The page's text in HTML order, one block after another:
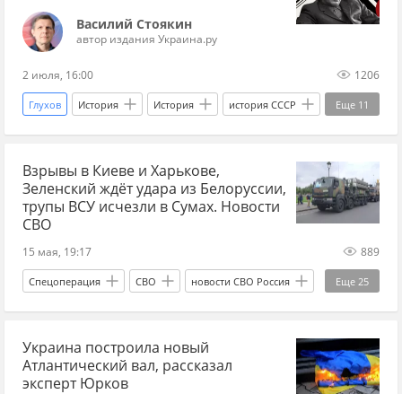
Василий Стоякин
автор издания Украина.ру
2 июля, 16:00 1206
Еще 11
Глухов История История история СССР
Астана СССР космос астрономия
астрономы звезды
электромагнитное излучение радиотелескопы
физика
Взрывы в Киеве и Харькове,
Зеленский ждёт удара из Белоруссии,
трупы ВСУ исчезли в Сумах. Новости
СВО
15 мая, 19:17 889
Еще 25
Спецоперация СВО новости СВО Россия
прогнозы СВО новости СВО сейчас
дзен новости СВО новости СВО
Белоруссия Россия
Украина построила новый
Атлантический вал, рассказал
эксперт Юрков